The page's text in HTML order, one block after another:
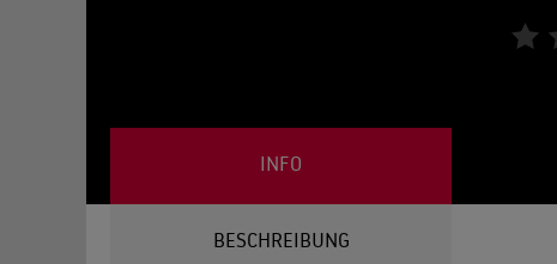
INFO
BESCHREIBUNG